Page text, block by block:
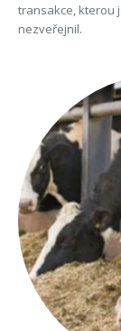
transakce, kterou
nezveřejnil.